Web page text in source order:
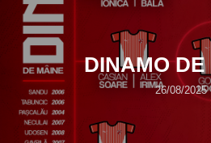
DINAMO DE
26/08/2025